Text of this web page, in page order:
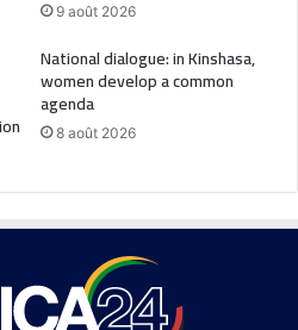
9 août 2026
National dialogue: in Kinshasa,
women develop a common
agenda
8 août 2026